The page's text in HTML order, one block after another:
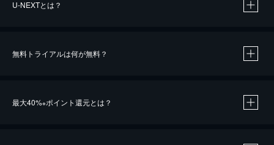
U-NEXTとは？
無料トライアルは何が無料？
最大40%※ポイント還元とは？